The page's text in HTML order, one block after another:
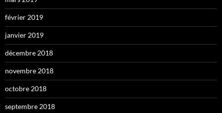
février 2019
janvier 2019
décembre 2018
novembre 2018
octobre 2018
septembre 2018